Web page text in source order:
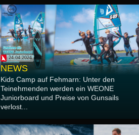
24.04.2024
NEWS
Kids Camp auf Fehmarn: Unter den
Teinehmenden werden ein WEONE
Juniorboard und Preise von Gunsails
verlost...